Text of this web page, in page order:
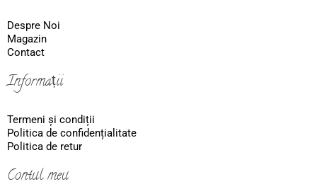
Despre Noi
Magazin
Contact
Informații
Termeni și condiții
Politica de confidențialitate
Politica de retur
Contul meu